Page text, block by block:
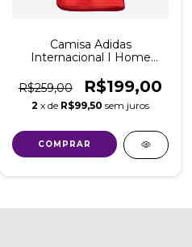
Camisa Adidas
Internacional I Home
Masculina
R$259,00 R$199,00
2 x de R$99,50 sem juros
COMPRAR